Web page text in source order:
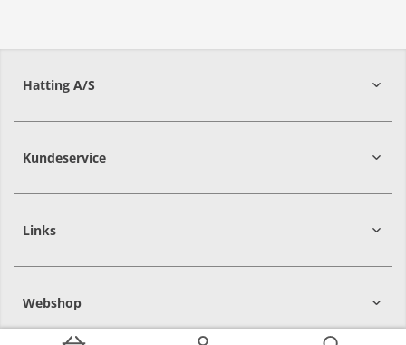
Hatting A/S
8700Horsens
Kundeservice
Links
Webshop